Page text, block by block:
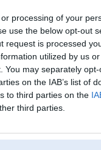
processing of your
use the below opt-out
request is processed
utilized by us
You may separately
on the IAB’s list of
to third parties on the
third parties.
reizi manīts: 10. Oct 2022, 14:08
]